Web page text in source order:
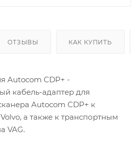
ОТЗЫВЫ КАК КУПИТЬ
Autocom CDP+ -
кабель-адаптер для
Autocom CDP+ к
а также к транспортным
VAG.